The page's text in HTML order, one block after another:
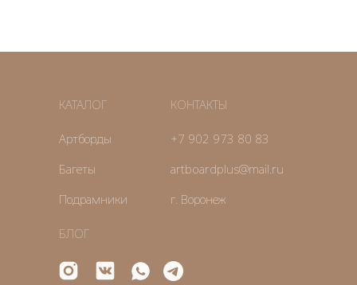
КАТАЛОГ КОНТАКТЫ
Артборды
Багеты
Подрамники
+7 902 973 80 83
artboardplus@mail.ru
г. Воронеж
БЛОГ